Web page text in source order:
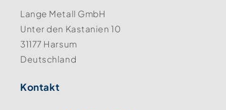
Lange Metall GmbH
Unter den Kastanien 10
31177 Harsum
Deutschland
Kontakt